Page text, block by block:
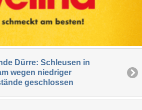
Dürre: Schleusen in
wegen niedriger
geschlossen